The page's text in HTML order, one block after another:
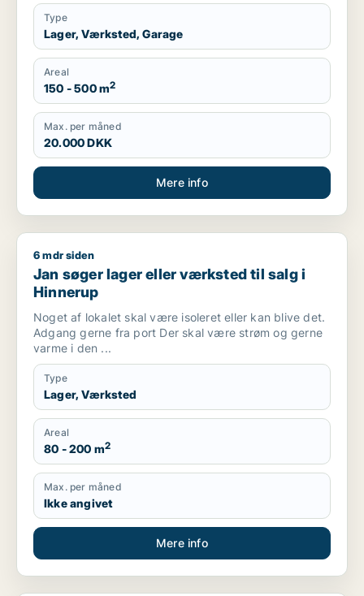
Type
Lager, Værksted, Garage
Areal
150 - 500 m2
Max. per måned
20.000 DKK
Mere info
Jan søger lager eller værksted til salg i Hinnerup
6 mdr siden
Jan søger lager eller værksted til salg i
Hinnerup
Noget af lokalet skal være isoleret eller kan blive det.
Adgang gerne fra port Der skal være strøm og gerne
varme i den ...
Type
Lager, Værksted
Areal
80 - 200 m2
Max. per måned
Ikke angivet
Mere info